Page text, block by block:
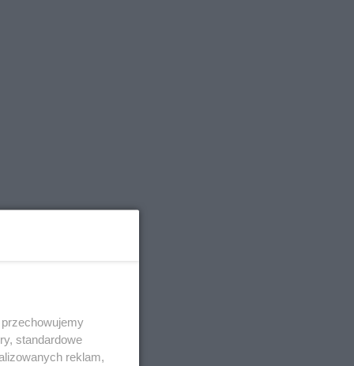
standardowe
reklam,